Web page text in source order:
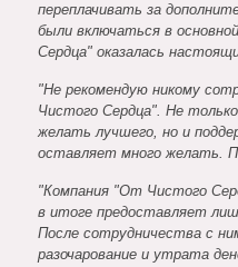
переплачивать за
были включаться в
Сердца" оказалась
"Не рекомендую никому
Чистого Сердца". Не
желать лучшего, но и
оставляет много желать.
"Компания "От Чистого
в итоге предоставляет
После сотрудничества с
разочарование и утрата